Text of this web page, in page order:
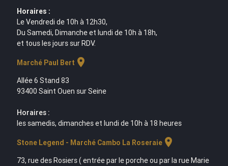
Horaires :
Le Vendredi de 10h à 12h30,
Du Samedi, Dimanche et lundi de 10h à 18h,
et tous les jours sur RDV.
Marché Paul Bert location_on
Allée 6 Stand 83
93400 Saint Ouen sur Seine
Horaires :
les samedis, dimanches et lundi de 10h à 18 heures
Stone Legend - Marché Cambo La Roseraielocation_on
73, rue des Rosiers ( entrée par le porche ou par la rue Marie